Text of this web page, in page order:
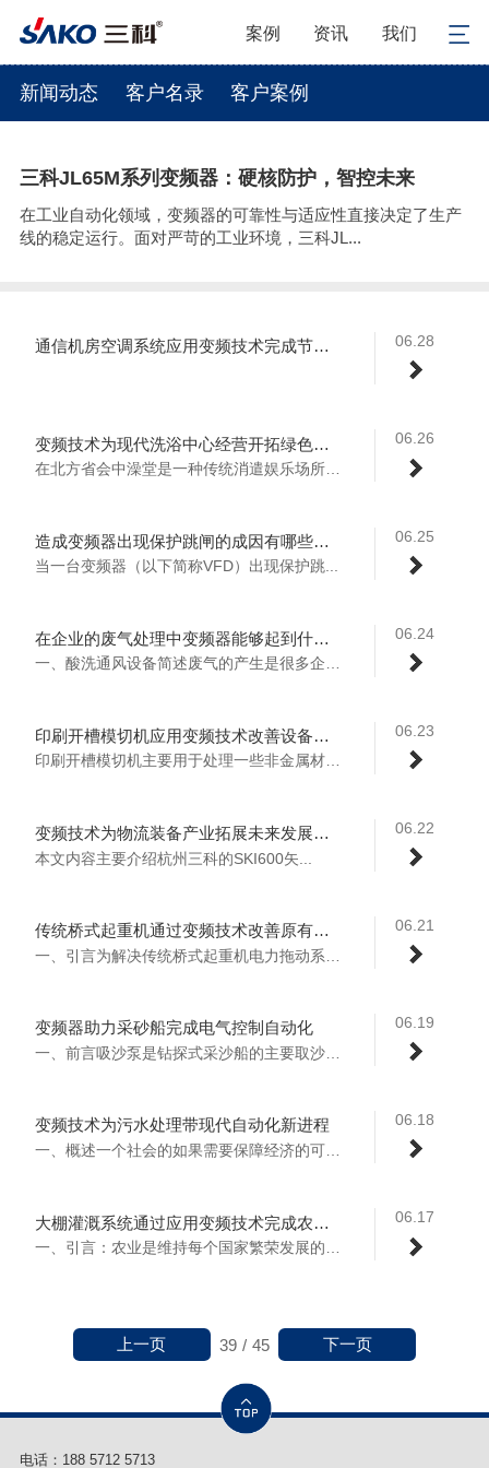
案例 资讯 我们
新闻动态 客户名录 客户案例
三科JL65M系列变频器：硬核防护，智控未来
在工业自动化领域，变频器的可靠性与适应性直接决定了生产
线的稳定运行。面对严苛的工业环境，三科JL...
06.28
通信机房空调系统应用变频技术完成节能新指标
06.26
变频技术为现代洗浴中心经营开拓绿色节能新方向
在北方省会中澡堂是一种传统消遣娱乐场所，...
06.25
造成变频器出现保护跳闸的成因有哪些你知道吗？
当一台变频器（以下简称VFD）出现保护跳...
06.24
在企业的废气处理中变频器能够起到什么样的作用？
一、酸洗通风设备简述废气的产生是很多企业...
06.23
印刷开槽模切机应用变频技术改善设备性能提高自动化水平
印刷开槽模切机主要用于处理一些非金属材料...
06.22
变频技术为物流装备产业拓展未来发展之路
本文内容主要介绍杭州三科的SKI600矢...
06.21
传统桥式起重机通过变频技术改善原有缺点迈向新时代
06.19
变频器助力采砂船完成电气控制自动化
一、前言吸沙泵是钻探式采沙船的主要取沙设...
06.18
变频技术为污水处理带现代自动化新进程
一、概述一个社会的如果需要保障经济的可持...
06.17
大棚灌溉系统通过应用变频技术完成农业自动化灌溉改进
39 / 45
上一页 下一页
电话： 188 5712 5713